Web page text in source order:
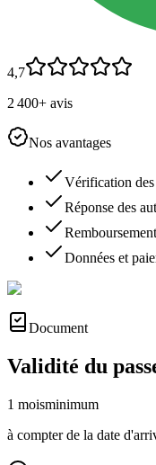
4,7
2 400+ avis
Nos avantages
Vérification des
Réponse des
Données et
Document
Validité du
1 moisminimum
à compter de la date